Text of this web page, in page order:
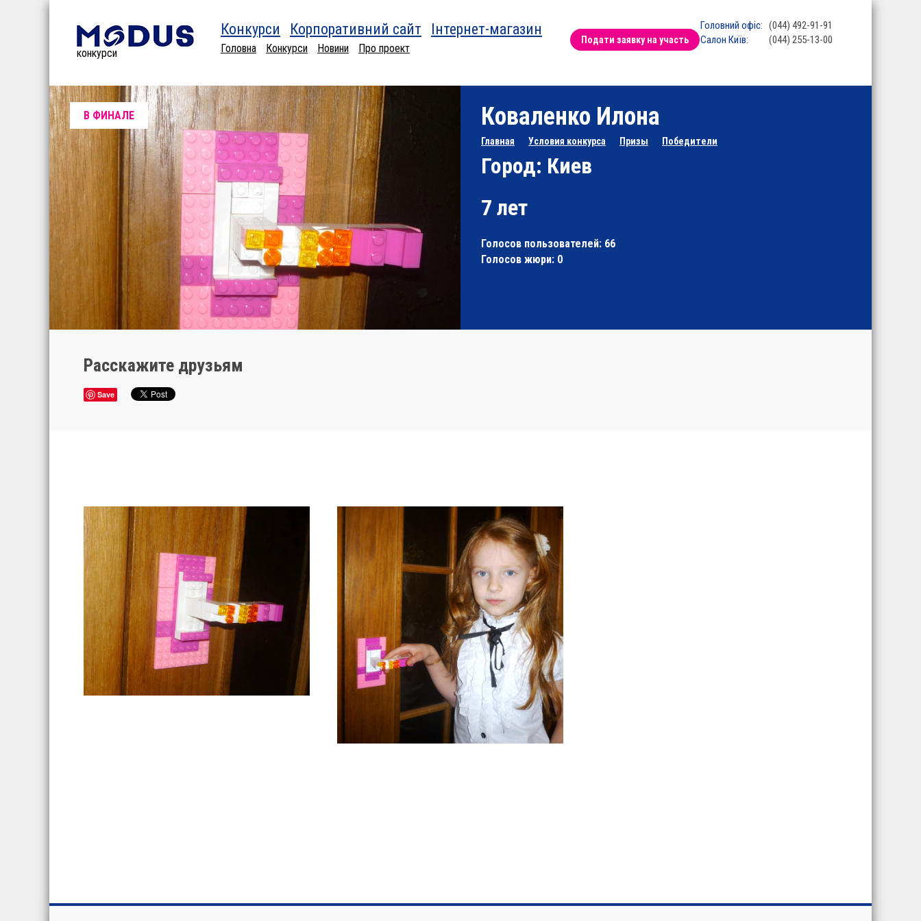
конкурси
Конкурси Корпоративний сайт Інтернет-магазин
Головна Конкурси Новини Про проект
Подати заявку на участь
Головний офіс: (044) 492-91-91
Салон Київ:
(044) 255-13-00
Коваленко Илона
Главная Условия конкурса Призы Победители
Город: Киев
7 лет
Голосов пользователей: 66
Голосов жюри: 0
Условия конкурса
В ФИНАЛЕ
Расскажите друзьям
Save